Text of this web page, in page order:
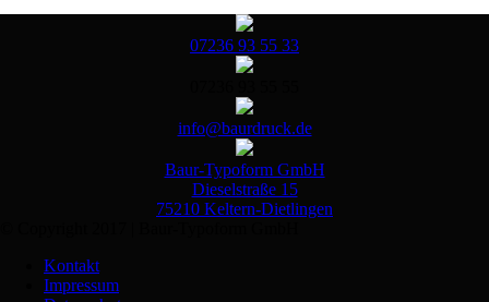
07236 93 55 33
info@baurdruck.de
Baur-Typoform GmbH
Dieselstraße 15
75210 Keltern-Dietlingen
Kontakt
Impressum